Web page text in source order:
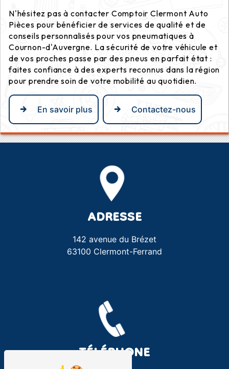
N'hésitez pas à contacter Comptoir Clermont Auto
Pièces pour bénéficier de services de qualité et de
conseils personnalisés pour vos pneumatiques à
Cournon-d'Auvergne. La sécurité de votre véhicule et
de vos proches passe par des pneus en parfait état :
faites confiance à des experts reconnus dans la région
pour prendre soin de votre mobilité au quotidien.
En savoir plus Contactez-nous
ADRESSE
142 avenue du Brézet
63100 Clermont-Ferrand
TÉLÉPHONE